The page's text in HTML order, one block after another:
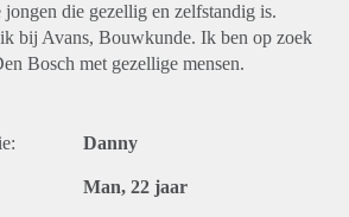
die gezellig en zelfstandig is.
bij Avans, Bouwkunde. Ik ben op zoek
Bosch met gezellige mensen.
Danny
Man, 22 jaar